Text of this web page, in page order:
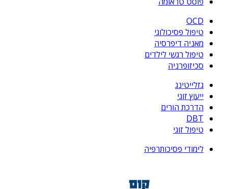
OCD
טיפול פסיכולוגי
מאניה דיפרסיה
טיפול רגשי לילדים
סכיזופרניה
גזלייטינג
ייעוץ זוגי
הדרכת הורים
DBT
טיפול זוגי
לימודי פסיכותרפיה